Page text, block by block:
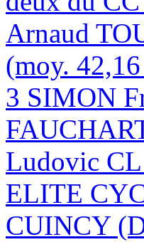
Arnaud
(moy.
3 SIMON
Ludovic
ELITE
CUINCY